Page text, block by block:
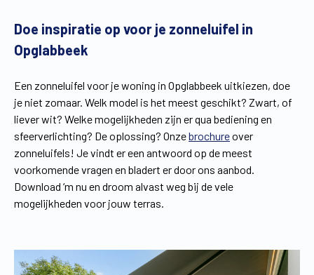
Doe inspiratie op voor je zonneluifel in
Opglabbeek
Een zonneluifel voor je woning in Opglabbeek uitkiezen, doe
je niet zomaar. Welk model is het meest geschikt? Zwart, of
liever wit? Welke mogelijkheden zijn er qua bediening en
sfeerverlichting? De oplossing? Onzebrochureover
zonneluifels! Je vindt er een antwoord op de meest
voorkomende vragen en bladert er door ons aanbod.
Download ‘m nu en droom alvast weg bij de vele
mogelijkheden voor jouw terras.